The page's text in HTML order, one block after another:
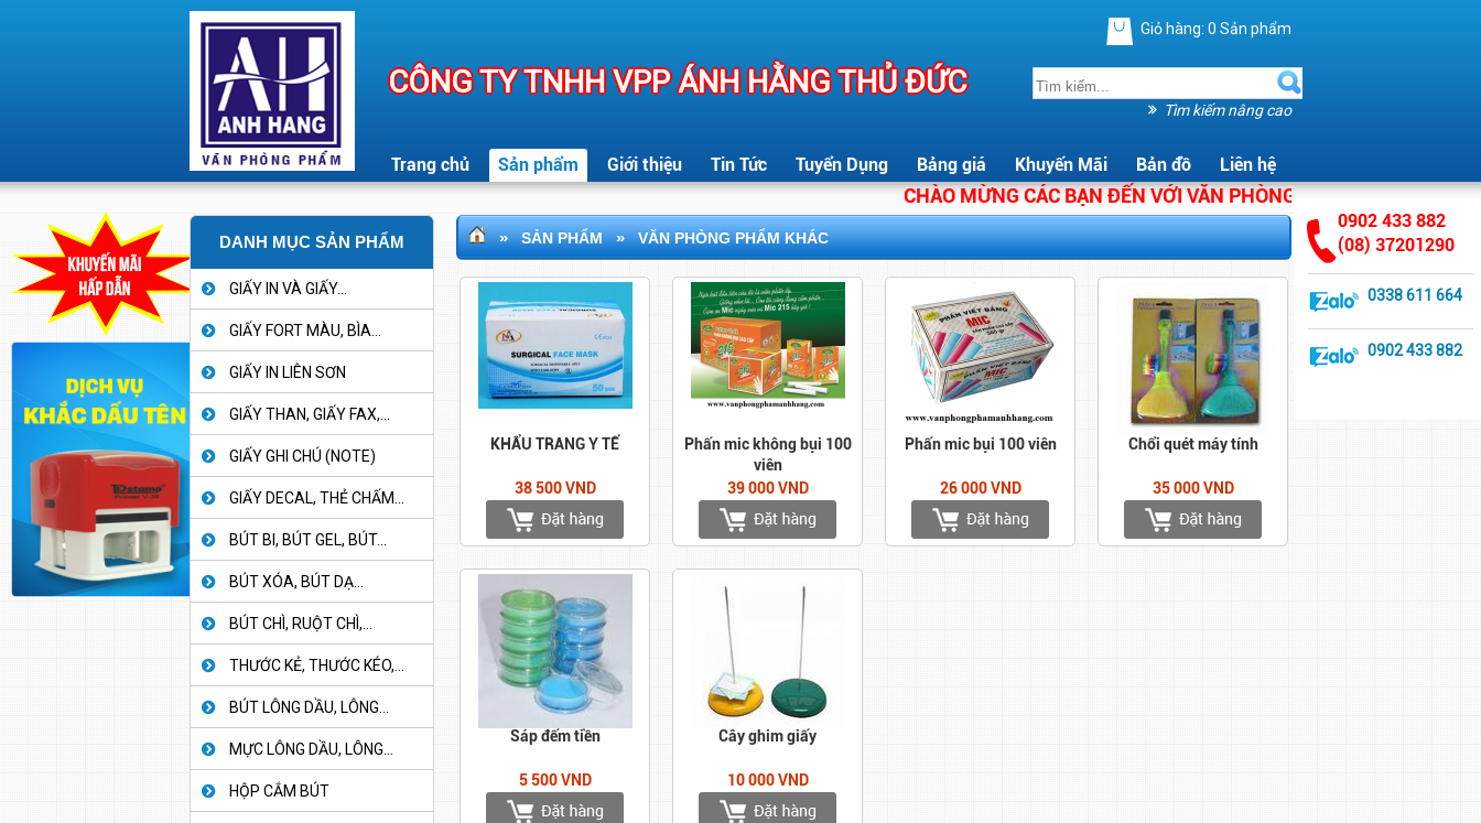
CÔNG TY TNHH VPP ÁNH HẰNG THỦ ĐỨC
Giỏ hàng: 0 Sản phẩm
Tìm kiếm nâng cao
Trang chủ Sản phẩm Giới thiệu Tin Tức Tuyển Dụng Bảng giá Khuyến Mãi Bản đồ Liên hệ
CHÀO MỪNG CÁC BẠN ĐẾN VỚI VĂN PHÒNG PHẨM ÁNH HẰNG.
DANH MỤC SẢN PHẨM
GIẤY IN VÀ GIẤY...
GIẤY FORT MÀU, BÌA...
GIẤY IN LIÊN SƠN
GIẤY THAN, GIẤY FAX,...
GIẤY GHI CHÚ (NOTE)
GIẤY DECAL, THẺ CHẤM...
BÚT BI, BÚT GEL, BÚT...
BÚT XÓA, BÚT DẠ...
BÚT CHÌ, RUỘT CHÌ,...
THƯỚC KẺ, THƯỚC KÉO,...
BÚT LÔNG DẦU, LÔNG...
MỰC LÔNG DẦU, LÔNG...
HỘP CẮM BÚT
» SẢN PHẨM » VĂN PHÒNG PHẨM KHÁC
KHẨU TRANG Y TẾ
38 500 VND
Phấn mic không bụi 100
viên
39 000 VND
Phấn mic bụi 100 viên
26 000 VND
Chổi quét máy tính
35 000 VND
Sáp đếm tiền
5 500 VND
Cây ghim giấy
10 000 VND
0902 433 882
(08) 37201290
0338 611 664
0902 433 882